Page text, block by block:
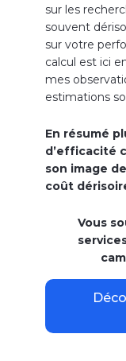
sur les
souvent
sur votre
calcul est ici
mes
estimations
En résumé
d’efficacité
son image
coût
Vous